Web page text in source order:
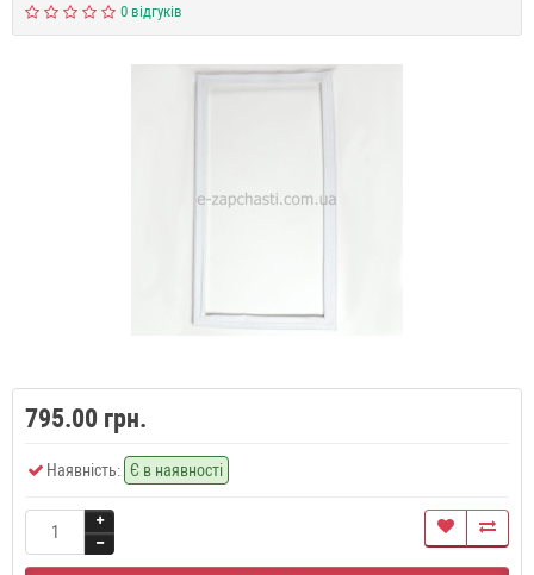
0 відгуків
795.00 грн.
Наявність: Є в наявності